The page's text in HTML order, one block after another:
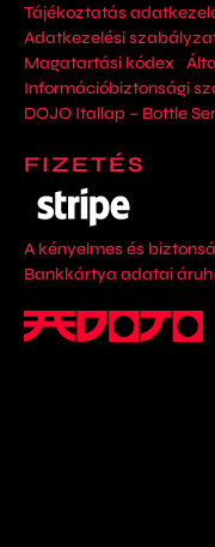
Tájékoztatás
Adatkezelési
Magatartási kódex
Információbiztonsági
DOJO Itallap – Bottle
FIZETÉS
A kényelmes és
Bankkártya adatai